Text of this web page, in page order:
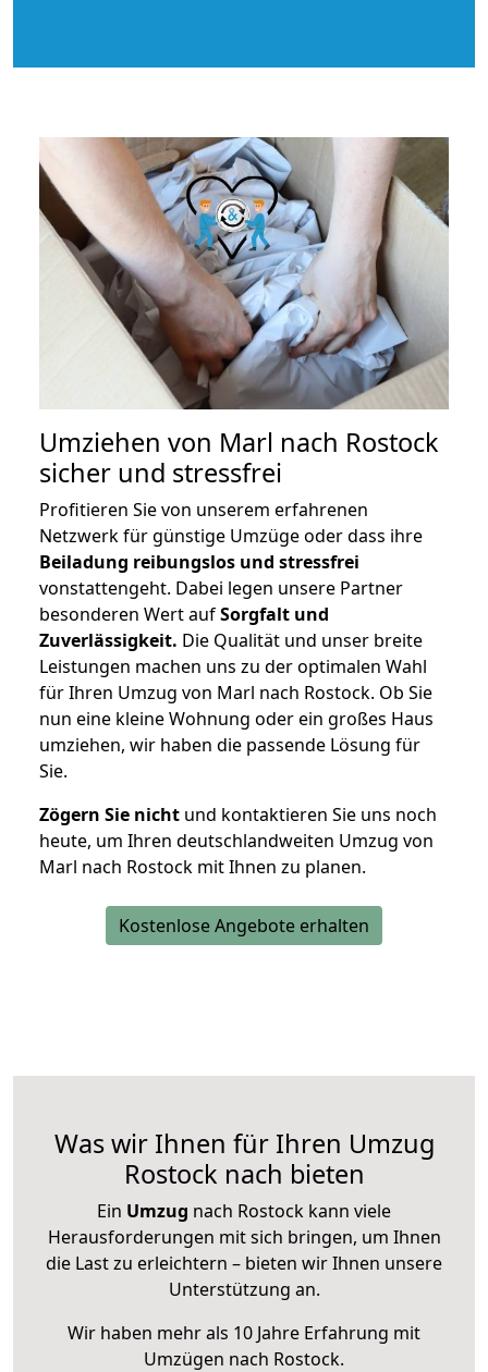
Umziehen von Marl nach Rostock
sicher und stressfrei
Profitieren Sie von unserem erfahrenen
Netzwerk für günstige Umzüge oder dass ihre
Beiladung reibungslos und stressfrei
vonstattengeht. Dabei legen unsere Partner
besonderen Wert aufSorgfalt und
Zuverlässigkeit. Die Qualität und unser breite
Leistungen machen uns zu der optimalen Wahl
für Ihren Umzug von Marl nach Rostock. Ob Sie
nun eine kleine Wohnung oder ein großes Haus
umziehen, wir haben die passende Lösung für
Sie.
Zögern Sie nicht und kontaktieren Sie uns noch
heute, um Ihren deutschlandweiten Umzug von
Marl nach Rostock mit Ihnen zu planen.
Kostenlose Angebote erhalten
Was wir Ihnen für Ihren Umzug
Rostock nach bieten
Ein Umzug nach Rostock kann viele
Herausforderungen mit sich bringen, um Ihnen
die Last zu erleichtern – bieten wir Ihnen unsere
Unterstützung an.
Wir haben mehr als 10 Jahre Erfahrung mit
Umzügen nach Rostock.